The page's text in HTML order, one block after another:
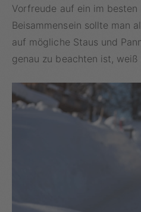
Vorfreude auf ein im besten
Beisammensein sollte man
auf mögliche Staus und
genau zu beachten ist, weiß